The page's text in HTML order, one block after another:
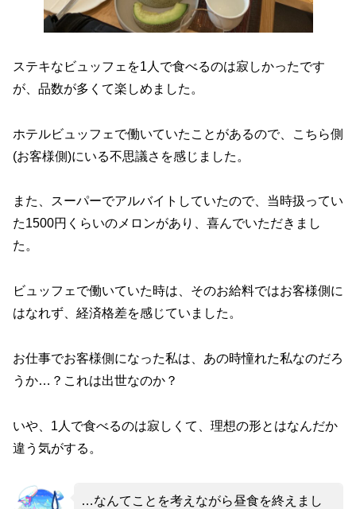
ステキなビュッフェを1人で食べるのは寂しかったです
が、品数が多くて楽しめました。
ホテルビュッフェで働いていたことがあるので、こちら側
(お客様側)にいる不思議さを感じました。
また、スーパーでアルバイトしていたので、当時扱ってい
た1500円くらいのメロンがあり、喜んでいただきまし
た。
ビュッフェで働いていた時は、そのお給料ではお客様側に
はなれず、経済格差を感じていました。
お仕事でお客様側になった私は、あの時憧れた私なのだろ
うか…？これは出世なのか？
いや、1人で食べるのは寂しくて、理想の形とはなんだか
違う気がする。
…なんてことを考えながら昼食を終えまし